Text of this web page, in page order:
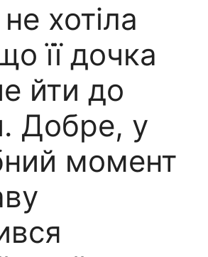
хотіла
її дочка
йти до
Добре, у
момент